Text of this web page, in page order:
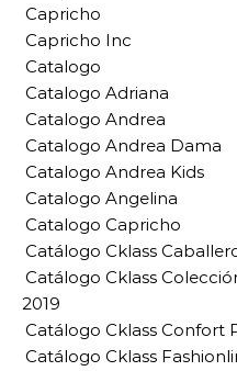
Capricho
Capricho Inc
Catalogo
Catalogo Adriana
Catalogo Andrea
Catalogo Andrea Dama
Catalogo Andrea Kids
Catalogo Angelina
Catalogo Capricho
Catálogo Cklass
Catálogo Cklass
2019
Catálogo Cklass Confort
Catálogo Cklass